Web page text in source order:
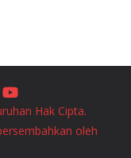
Hak Cipta.
oleh